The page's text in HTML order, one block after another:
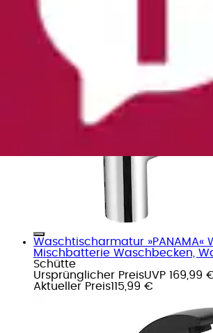
verchromt
CORNAT
Ursprünglicher Preis
Aktueller Preis
Waschtischarmatur »PANAMA«
Mischbatterie Waschbecken,
Schütte
Ursprünglicher PreisUVP 169,99
Aktueller Preis115,99 €